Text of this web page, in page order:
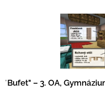
"Bufet" – 3. OA,